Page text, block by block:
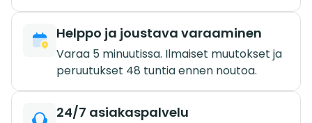
Helppo ja joustava varaaminen
Varaa 5 minuutissa. Ilmaiset muutokset ja
peruutukset 48 tuntia ennen noutoa.
24/7 asiakaspalvelu